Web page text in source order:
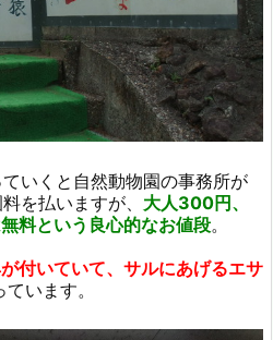
いくと自然動物園の事務所が
を払いますが、 大人300円、
料という良心的なお値段。
付いていて、サルにあげるエサ
います。